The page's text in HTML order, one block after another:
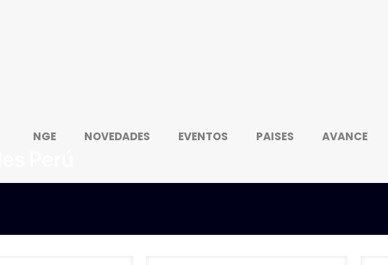
NGE NOVEDADES EVENTOS PAISES AVANCE